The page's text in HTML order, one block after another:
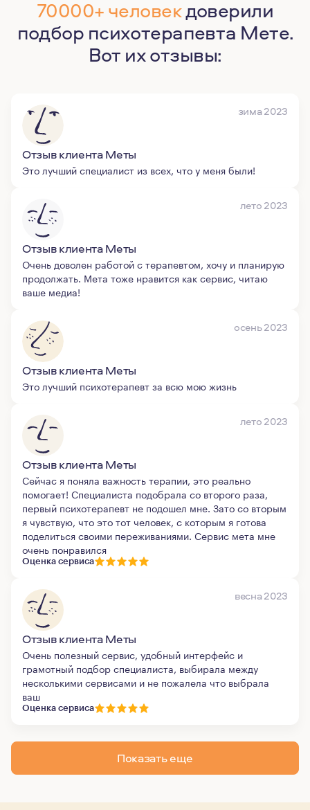
70000+ человекдоверили
подбор психотерапевта Мете.
Вот их отзывы:
зима 2023
Отзыв клиента Меты
Это лучший специалист из всех, что у меня были!
лето 2023
Отзыв клиента Меты
Очень доволен работой с терапевтом, хочу и планирую
продолжать. Мета тоже нравится как сервис, читаю
ваше медиа!
осень 2023
Отзыв клиента Меты
Это лучший психотерапевт за всю мою жизнь
лето 2023
Отзыв клиента Меты
Сейчас я поняла важность терапии, это реально
помогает! Специалиста подобрала со второго раза,
первый психотерапевт не подошел мне. Зато со вторым
я чувствую, что это тот человек, с которым я готова
поделиться своими переживаниями. Сервис мета мне
очень понравился
Оценка сервиса
весна 2023
Отзыв клиента Меты
Очень полезный сервис, удобный интерфейс и
грамотный подбор специалиста, выбирала между
несколькими сервисами и не пожалела что выбрала
ваш
Оценка сервиса
Показать еще